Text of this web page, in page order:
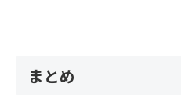
まとめ